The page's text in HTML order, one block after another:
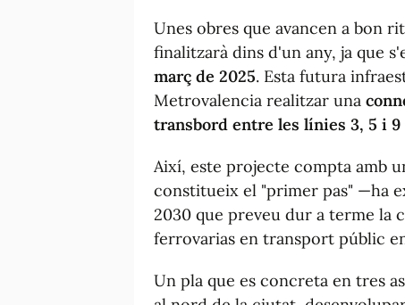
Unes obres que avancen a bon
finalitzarà dins d'un any, ja que
març de 2025. Esta futura
Metrovalencia realitzar una
transbord entre les línies 3, 5 i
Així, este projecte compta amb
constitueix el "primer pas" —ha
2030 que preveu dur a terme la
ferrovarias en transport públic
Un pla que es concreta en tres